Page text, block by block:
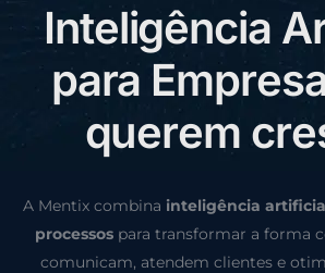
Inteligência A
para Empres
querem cre
A Mentix combina inteligência
processospara transformar a forma
comunicam, atendem clientes e
CONSULTORIA